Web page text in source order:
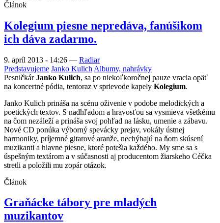
Článok
Kolegium piesne nepredáva, fanúšikom
ich dáva zadarmo.
9. apríl 2013 - 14:26 — Radiar
Predstavujeme Janko Kulich Albumy, nahrávky
PesničkárJanko Kulich, sa po niekoľkoročnej pauze vracia opäť
na koncertné pódia, tentoraz v sprievode kapely Kolegium.
Janko Kulich prináša na scénu oživenie v podobe melodických a
poetických textov. S nadhľadom a hravosťou sa vysmieva všetkému
na čom nezáleží a prináša svoj pohľad na lásku, umenie a zábavu.
Nové CD ponúka výborný spevácky prejav, vokály ústnej
harmoniky, príjemné gitarové aranže, nechýbajú na ňom skúsení
muzikanti a hlavne piesne, ktoré potešia každého. My sme sa s
úspešným textárom a v súčasnosti aj producentom žiarskeho Céčka
stretli a položili mu zopár otázok.
Článok
Graňácke tábory pre mladých
muzikantov